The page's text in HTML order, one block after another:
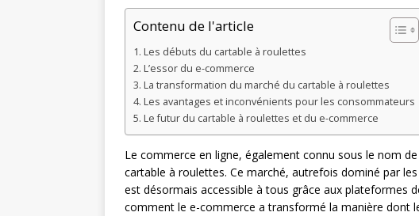
Contenu de l'article
Les débuts du cartable à roulettes
L’essor du e-commerce
La transformation du marché du cartable à roulettes
Les avantages et inconvénients pour les consommateurs
Le futur du cartable à roulettes et du e-commerce
Le commerce en ligne, également connu sous le nom
cartable à roulettes. Ce marché, autrefois dominé par
est désormais accessible à tous grâce aux plateformes
comment le e-commerce a transformé la manière dont